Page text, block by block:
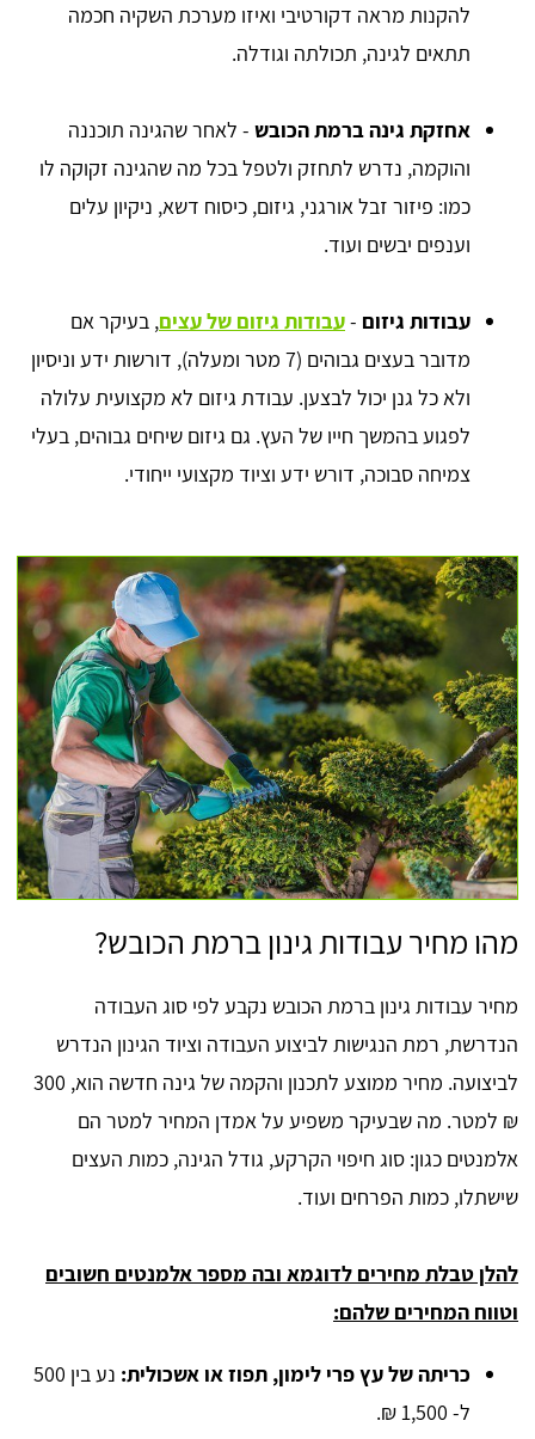
להקנות מראה דקורטיבי ואיזו מערכת השקיה חכמה
תתאים לגינה, תכולתה וגודלה.
אחזקת גינה ברמת הכובש - לאחר שהגינה תוכננה
והוקמה, נדרש לתחזק ולטפל בכל מה שהגינה זקוקה לו
כמו: פיזור זבל אורגני, גיזום, כיסוח דשא, ניקיון עלים
וענפים יבשים ועוד.
עבודות גיזום -עבודות גיזום של עצים, בעיקר אם
מדובר בעצים גבוהים (7 מטר ומעלה), דורשות ידע וניסיון
ולא כל גנן יכול לבצען. עבודת גיזום לא מקצועית עלולה
לפגוע בהמשך חייו של העץ. גם גיזום שיחים גבוהים, בעלי
צמיחה סבוכה, דורש ידע וציוד מקצועי ייחודי.
מהו מחיר עבודות גינון ברמת הכובש?
מחיר עבודות גינון ברמת הכובש נקבע לפי סוג העבודה
הנדרשת, רמת הנגישות לביצוע העבודה וציוד הגינון הנדרש
לביצועה. מחיר ממוצע לתכנון והקמה של גינה חדשה הוא, 300
₪ למטר. מה שבעיקר משפיע על אמדן המחיר למטר הם
אלמנטים כגון: סוג חיפוי הקרקע, גודל הגינה, כמות העצים
שישתלו, כמות הפרחים ועוד.
להלן טבלת מחירים לדוגמא ובה מספר אלמנטים חשובים
וטווח המחירים שלהם:
כריתה של עץ פרי לימון, תפוז או אשכולית:
נע בין 500
ל- 1,500 ₪.